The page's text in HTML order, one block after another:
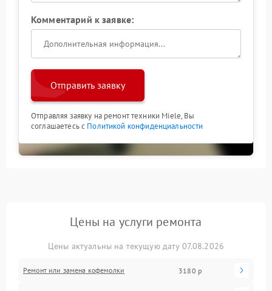
Комментарий к заявке:
Отправить заявку
Отправляя заявку на ремонт техники Miele, Вы
соглашаетесь с Политикой конфиденциальности
Цены на услуги ремонта
Цены актуальны на текущую дату 07.08.2026
Ремонт или замена кофемолки 3180 р